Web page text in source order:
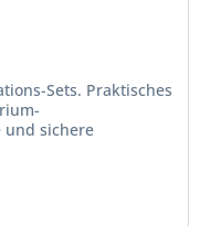
Sets. Praktisches
sichere